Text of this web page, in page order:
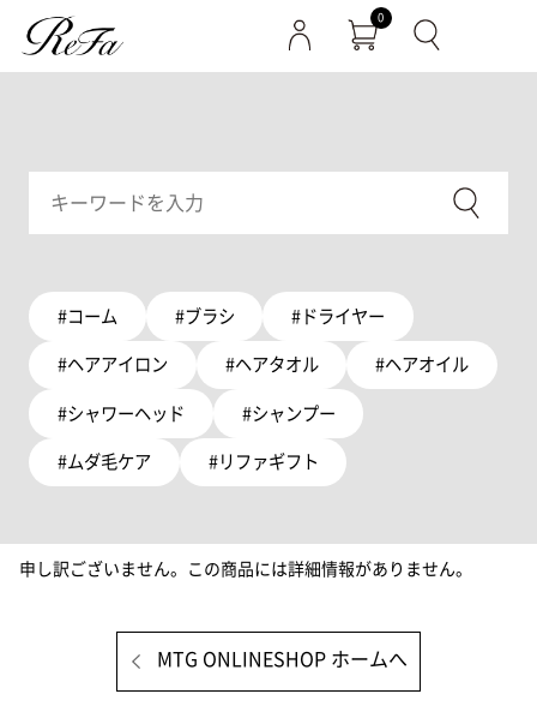
0
#コーム #ブラシ #ドライヤー
#ヘアアイロン #ヘアタオル #ヘアオイル
#シャワーヘッド #シャンプー
#ムダ毛ケア #リファギフト
申し訳ございません。この商品には詳細情報がありません。
MTG ONLINESHOP ホームへ